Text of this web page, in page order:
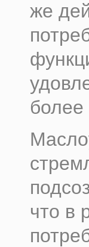
же
более
что в